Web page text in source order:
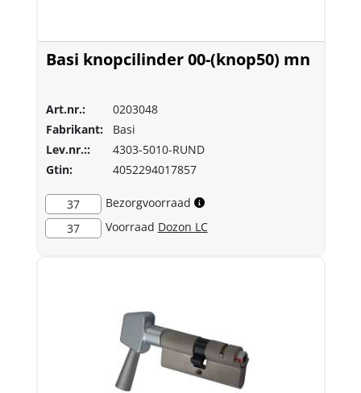
Basi knopcilinder 00-(knop50) mn
Art.nr.:
0203048
Fabrikant:
Basi
Lev.nr.::
4303-5010-RUND
Gtin:
4052294017857
37
Bezorgvoorraad
37
Voorraad Dozon LC